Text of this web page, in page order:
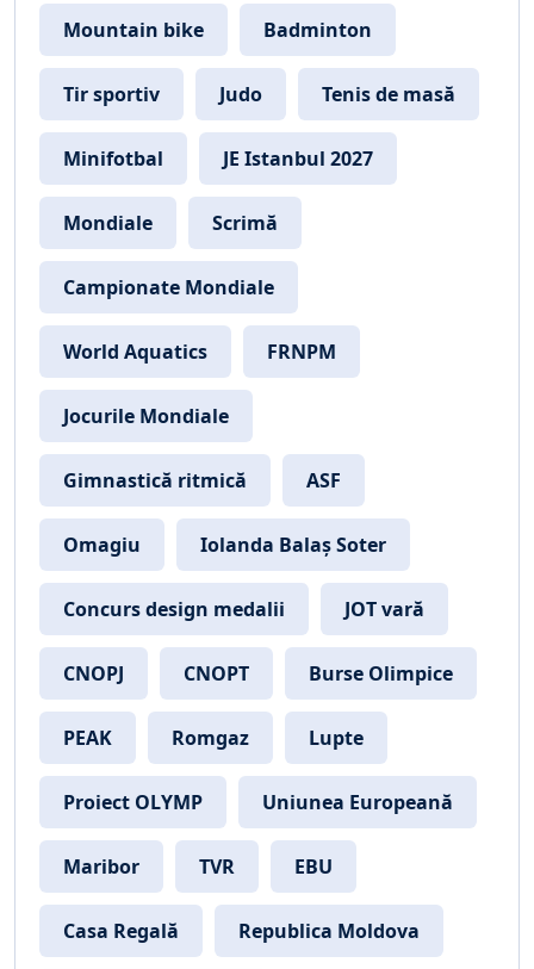
Mountain bike Badminton
Tir sportiv Judo Tenis de masă
Minifotbal JE Istanbul 2027
Mondiale Scrimă
Campionate Mondiale
World Aquatics FRNPM
Jocurile Mondiale
Gimnastică ritmică ASF
Omagiu Iolanda Balaș Soter
Concurs design medalii JOT vară
CNOPJ CNOPT Burse Olimpice
PEAK Romgaz Lupte
Proiect OLYMP Uniunea Europeană
Maribor TVR EBU
Casa Regală Republica Moldova